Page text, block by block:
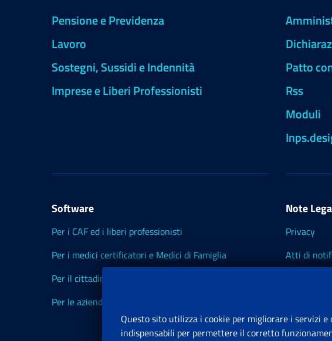
Pensione e Previdenza
Lavoro
Sostegni, Sussidi e Indennità
Imprese e Liberi Professionisti
Patto
Rss
Moduli
Software
Per i CAF ed i liberi professionisti
Per i medici certificatori e Medici di Famiglia
Per il cittadino
Per le aziende ed i Consulenti
Note
Privacy
Atti di
Questo sito utilizza i cookie per migliorare i servizi
indispensabili per permettere il corretto